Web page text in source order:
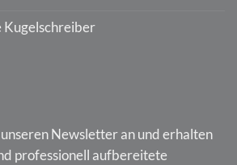
Kugelschreiber
Newsletter an und erhalten
professionell aufbereitete